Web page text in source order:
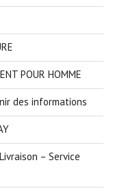
POUR HOMME
des informations
– Service